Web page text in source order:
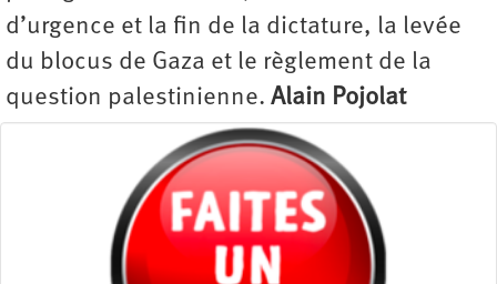
d’urgence et la fin de la dictature, la levée
du blocus de Gaza et le règlement de la
question palestinienne. Alain Pojolat